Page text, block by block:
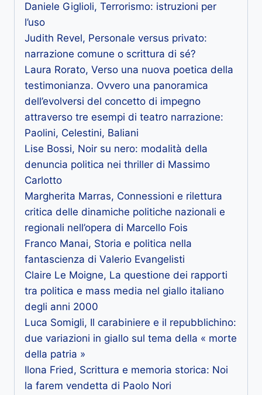
Daniele Giglioli, Terrorismo: istruzioni per
l’uso
Judith Revel, Personale versus privato:
narrazione comune o scrittura di sé?
Laura Rorato, Verso una nuova poetica della
testimonianza. Ovvero una panoramica
dell’evolversi del concetto di impegno
attraverso tre esempi di teatro narrazione:
Paolini, Celestini, Baliani
Lise Bossi, Noir su nero: modalità della
denuncia politica nei thriller di Massimo
Carlotto
Margherita Marras, Connessioni e rilettura
critica delle dinamiche politiche nazionali e
regionali nell’opera di Marcello Fois
Franco Manai, Storia e politica nella
fantascienza di Valerio Evangelisti
Claire Le Moigne, La questione dei rapporti
tra politica e mass media nel giallo italiano
degli anni 2000
Luca Somigli, Il carabiniere e il repubblichino:
due variazioni in giallo sul tema della « morte
della patria »
Ilona Fried, Scrittura e memoria storica: Noi
la farem vendetta di Paolo Nori